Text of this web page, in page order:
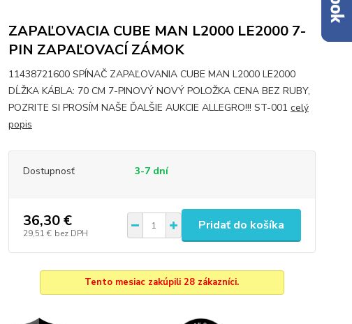
ZAPAĽOVACIA CUBE MAN L2000 LE2000 7-
PIN ZAPAĽOVACÍ ZÁMOK
11438721600 SPÍNAČ ZAPAĽOVANIA CUBE MAN L2000 LE2000
DĹŽKA KÁBLA: 70 CM 7-PINOVÝ NOVÝ POLOŽKA CENA BEZ RUBY,
POZRITE SI PROSÍM NAŠE ĎALŠIE AUKCIE ALLEGRO!!! ST-001 celý
popis
Dostupnosť 3-7 dní
36,30 €
29,51 € bez DPH
Pridať do košíka
Tento mesiac zakúpili 28 zákazníci.